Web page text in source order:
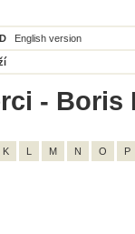
English version
-
K L M N O P